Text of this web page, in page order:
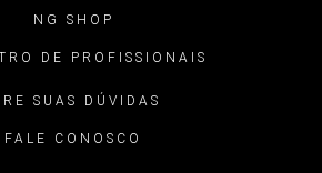
NG SHOP
DE PROFISSIONAIS
SUAS DÚVIDAS
FALE CONOSCO